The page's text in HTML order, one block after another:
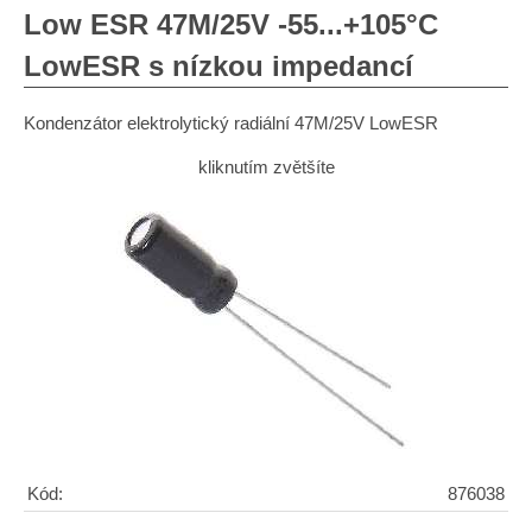
Low ESR 47M/25V -55...+105°C
LowESR s nízkou impedancí
Kondenzátor elektrolytický radiální 47M/25V LowESR
kliknutím zvětšíte
Kód: 876038